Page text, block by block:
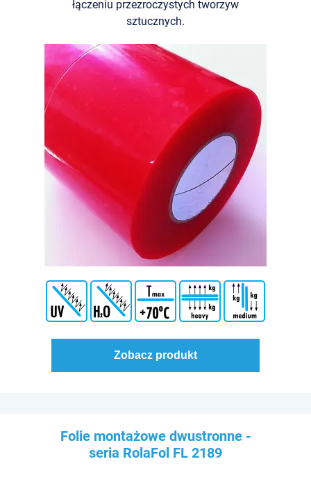
Folie montażowe dwustronne -
seria RolaFol FL 2189
łączeniu przezroczystych tworzyw
sztucznych.
Zobacz produkt
Cookies to małe pliki danych, które są przechowywane